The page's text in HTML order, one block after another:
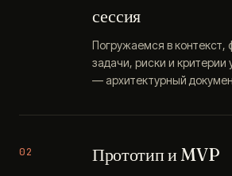
сессия
Погружаемся в контекст,
задачи, риски и критерии
— архитектурный
02 Прототип и MVP